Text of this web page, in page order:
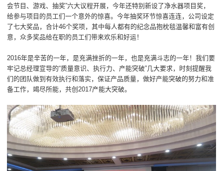
会节目、游戏、抽奖”六大议程开展，今年还特别新设了净水器项目奖，
给参与项目的员工们一个意外的惊喜。今年抽奖环节惊喜连连，公司设定
了七大奖品，合计46个奖项，其中每人都有的纪念品抱枕毯温馨和富有创
意，众多奖品给在职的员工们带来欢乐和好运！
2016年是辛苦的一年，是充满挫折的一年，也是充满斗志的一年！我们要
牢记总经理宣导的“质量意识、执行力、产能突破”几大要求，时刻提醒我
们的团队做到有效执行和落实，保证产品质量，做好产能突破的努力和准
备工作，竭尽所能，共创2017产能大突破。